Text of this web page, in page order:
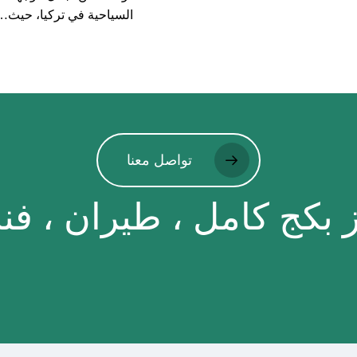
السياحية في تركيا،
تواصل معنا
بكج كامل ، طيران ،